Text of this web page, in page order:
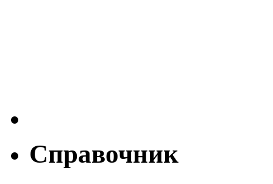
Справочник